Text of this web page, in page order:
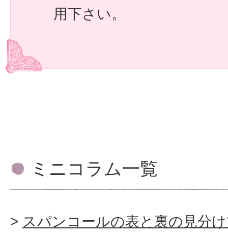
用下さい。
ミニコラム一覧
スパンコールの表と裏の見分